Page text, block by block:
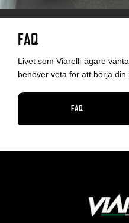
FAQ
Livet som Viarelli-ägare
behöver veta för att börja din
FAQ